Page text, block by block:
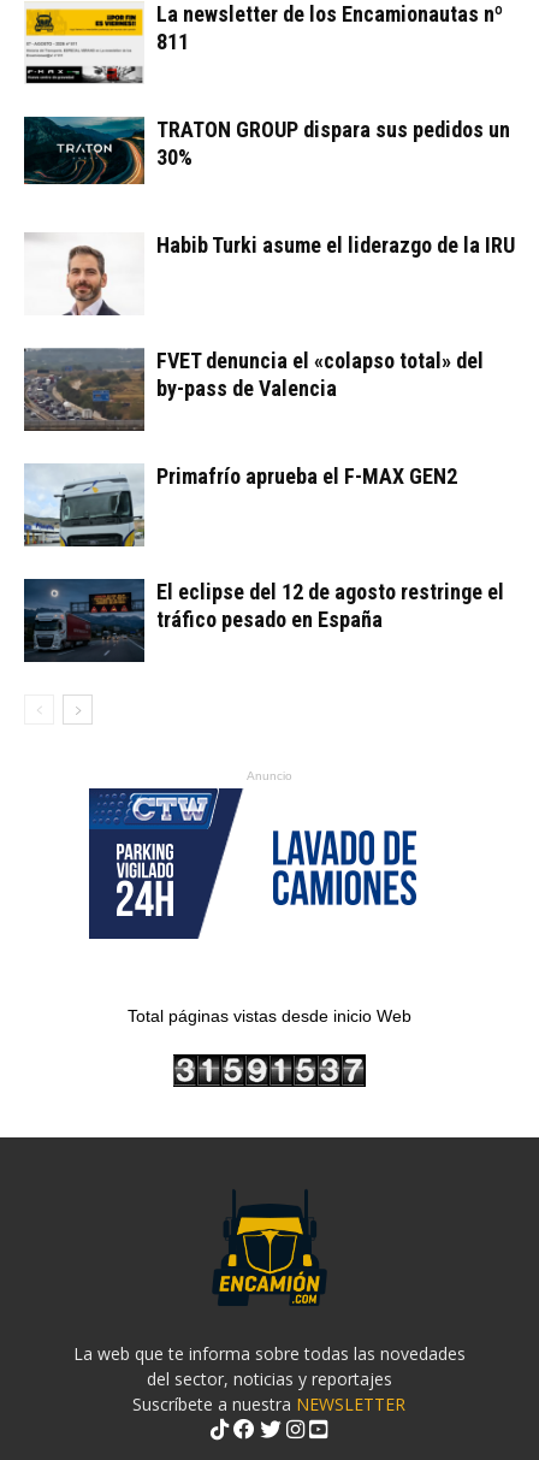
La newsletter de los Encamionautas nº
811
TRATON GROUP dispara sus pedidos un
30%
Habib Turki asume el liderazgo de la IRU
FVET denuncia el «colapso total» del
by-pass de Valencia
Primafrío aprueba el F-MAX GEN2
El eclipse del 12 de agosto restringe el
tráfico pesado en España
Anuncio
Total páginas vistas desde inicio Web
La web que te informa sobre todas las novedades
del sector, noticias y reportajes
Suscríbete a nuestra NEWSLETTER